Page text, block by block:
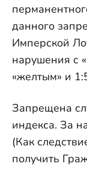
данного
Имперской
нарушения с
«желтым» и
Запрещена
индекса. За
(Как
получить